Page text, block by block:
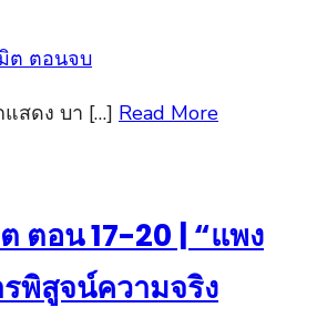
สดง บา […] Read More
ตอน 17-20 | “แพง
พิสูจน์ความจริง